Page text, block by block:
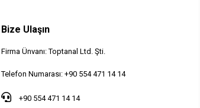
Bize Ulaşın
Firma Ünvanı: Toptanal Ltd. Şti.
Telefon Numarası: +90 554 471 14 14
+90 554 471 14 14